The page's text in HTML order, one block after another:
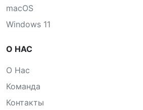
macOS
Windows 11
О НАС
О Нас
Команда
Контакты